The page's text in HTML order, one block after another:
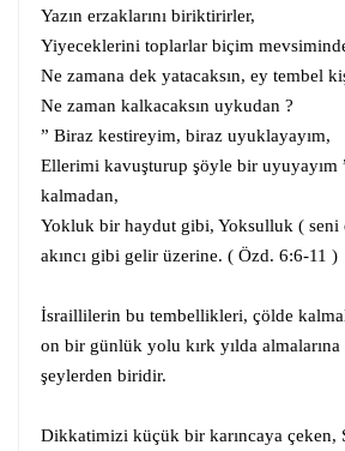
Yazın erzaklarını biriktirirler,
Yiyeceklerini toplarlar biçim
Ne zamana dek yatacaksın, ey tembel
Ne zaman kalkacaksın uykudan ?
” Biraz kestireyim, biraz uyuklayayım,
Ellerimi kavuşturup şöyle bir uyuyayım
kalmadan,
Yokluk bir haydut gibi, Yoksulluk ( seni
akıncı gibi gelir üzerine. ( Özd. 6:6-11 )
İsraillilerin bu tembellikleri, çölde
on bir günlük yolu kırk yılda almalarına
şeylerden biridir.
Dikkatimizi küçük bir karıncaya çeken,